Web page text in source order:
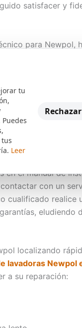
satisfacer y
para Newpol,
efectuamos la
servicios:
, existen
tan útil y
semiautomática,
cumplir con
en el manual de
con un
cualificado realice
eludiendo
localizando
lavadoras Newpol
a su reparación:
tu
Leer